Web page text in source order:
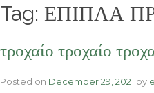
Tag: ΕΠΙΠΛΑ
τροχαίο τροχαίο
Posted on December 29, 2021 by